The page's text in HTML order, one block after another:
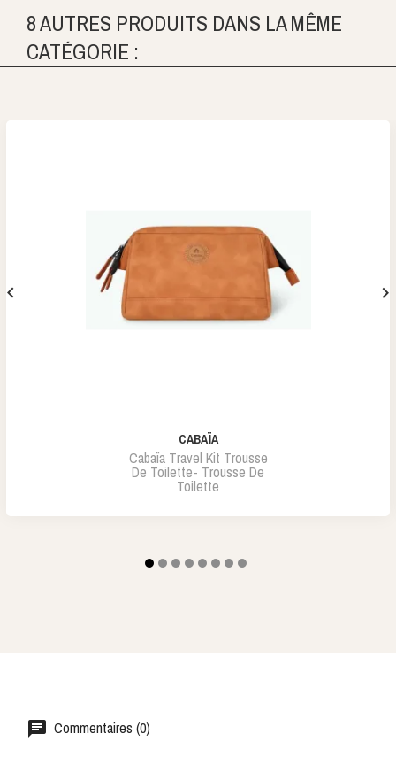
8 AUTRES PRODUITS DANS LA MÊME
CATÉGORIE :
CABAÏA
Cabaïa Travel Kit Trousse
De Toilette- Trousse De
Toilette
 
Commentaires (0)